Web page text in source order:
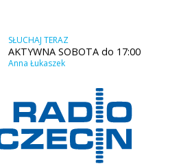
SŁUCHAJ TERAZ
AKTYWNA SOBOTA do 17:00
Anna Łukaszek